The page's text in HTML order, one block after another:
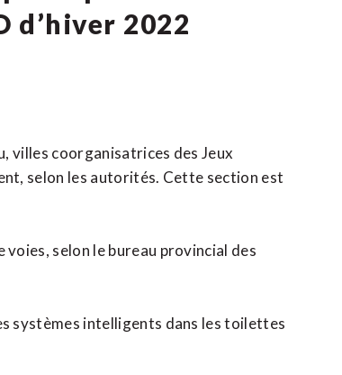
d’hiver 2022
villes coorganisatrices des Jeux
selon les autorités. Cette section est
selon le bureau provincial des
systèmes intelligents dans les toilettes